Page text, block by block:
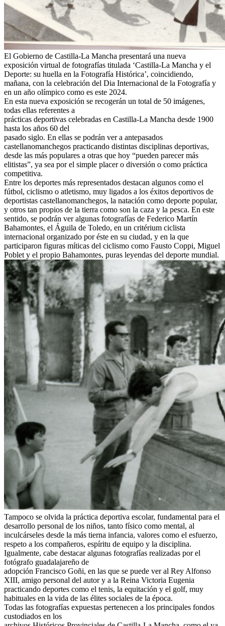
El Gobierno de Castilla-La Mancha presentará una nueva
exposición virtual de fotografías titulada ‘Castilla-La Mancha y el
Deporte: su huella en la Fotografía Histórica’, coincidiendo,
mañana, con la celebración del Dia Internacional de la Fotografía y
en un año olímpico como es este 2024.
En esta nueva exposición se recogerán un total de 50 imágenes,
todas ellas referentes a
prácticas deportivas celebradas en Castilla-La Mancha desde 1900
hasta los años 60 del
pasado siglo. En ellas se podrán ver a antepasados
castellanomanchegos practicando distintas disciplinas deportivas,
desde las más populares a otras que hoy “pueden parecer más
elitistas”, ya sea por el simple placer o diversión o como práctica
competitiva.
Entre los deportes más representados destacan algunos como el
fútbol, ciclismo o atletismo, muy ligados a los éxitos deportivos de
deportistas castellanomanchegos, la natación como deporte popular,
y otros tan propios de la tierra como son la caza y la pesca. En este
sentido, se podrán ver algunas fotografías de Federico Martín
Bahamontes, el Águila de Toledo, en un critérium ciclista
internacional organizado por éste en su ciudad, y en la que
participaron figuras míticas del ciclismo como Fausto Coppi, Miguel
Poblet y el propio Bahamontes, puras leyendas del deporte mundial.
Tampoco se olvida la práctica deportiva escolar, fundamental para el
desarrollo personal de los niños, tanto físico como mental, al
inculcárseles desde la más tierna infancia, valores como el esfuerzo,
respeto a los compañeros, espíritu de equipo y la disciplina.
Igualmente, cabe destacar algunas fotografías realizadas por el
fotógrafo guadalajareño de
adopción Francisco Goñi, en las que se puede ver al Rey Alfonso
XIII, amigo personal del autor y a la Reina Victoria Eugenia
practicando deportes como el tenis, la equitación y el golf, muy
habituales en la vida de las élites sociales de la época.
Todas las fotografías expuestas pertenecen a los principales fondos
custodiados en los